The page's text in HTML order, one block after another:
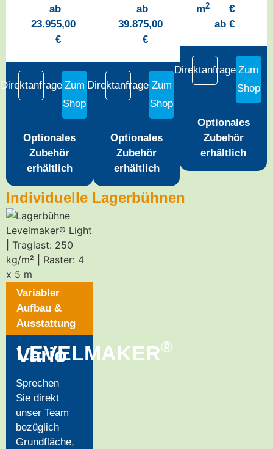
ab
23.955,00
€
Direktanfrage Zum
Shop
Optionales
Zubehör
erhältlich
ab
39.875,00
€
Direktanfrage Zum
Shop
Optionales
Zubehör
erhältlich
m2
€
ab€
Direktanfrage Zum
Shop
Optionales
Zubehör
erhältlich
Individuelle Lagerbühnen
Variabler
Aufbau &
Ausstattung
LEVELMAKER®
Vario
Sprechen
Sie direkt
unser Team
bezüglich
Grundfläche,